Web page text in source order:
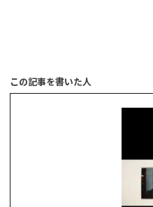
この記事を書いた人